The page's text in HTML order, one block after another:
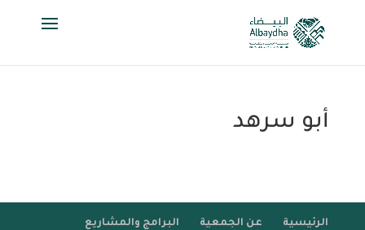
أبو سرهد
الرئيسية عن الجمعية
البرامج والمشاريع